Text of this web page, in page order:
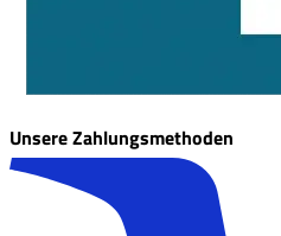
Unsere Zahlungsmethoden